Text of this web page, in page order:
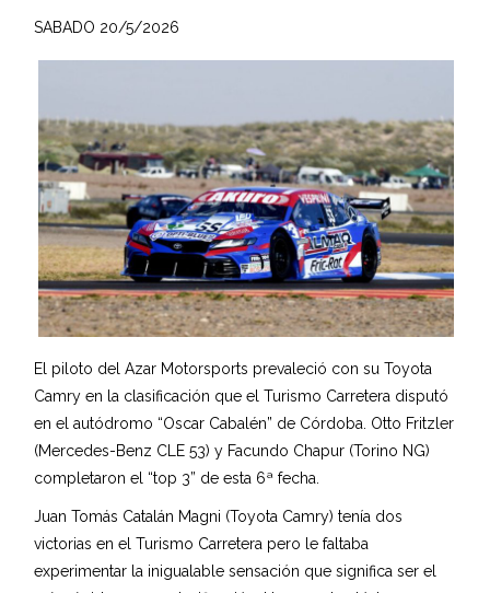
SABADO 20/5/2026
El piloto del Azar Motorsports prevaleció con su Toyota
Camry en la clasificación que el Turismo Carretera disputó
en el autódromo “Oscar Cabalén” de Córdoba. Otto Fritzler
(Mercedes-Benz CLE 53) y Facundo Chapur (Torino NG)
completaron el “top 3” de esta 6ª fecha.
Juan Tomás Catalán Magni (Toyota Camry) tenía dos
victorias en el Turismo Carretera pero le faltaba
experimentar la inigualable sensación que significa ser el